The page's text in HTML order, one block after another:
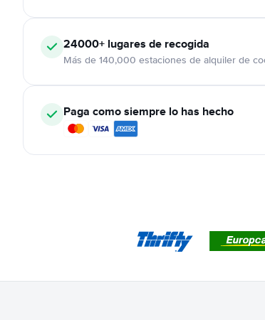
24000+ lugares de recogida
Más de 140,000 estaciones de alquiler de
Paga como siempre lo has hecho